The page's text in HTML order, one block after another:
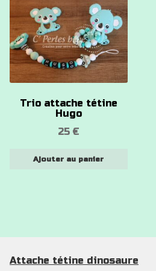
Trio attache tétine
Hugo
25 €
Ajouter au panier
Attache tétine dinosaure